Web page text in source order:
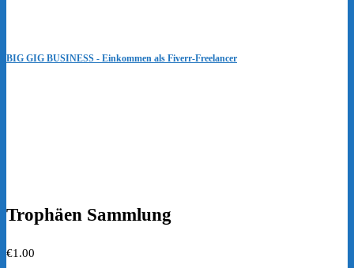
BIG GIG BUSINESS - Einkommen als Fiverr-Freelancer
Trophäen Sammlung
€1.00